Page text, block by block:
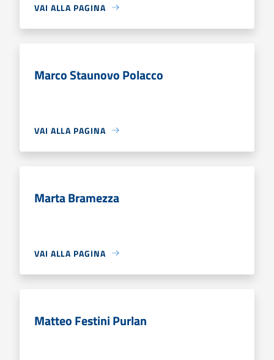
VAI ALLA PAGINA
Marco Staunovo Polacco
VAI ALLA PAGINA
Marta Bramezza
VAI ALLA PAGINA
Matteo Festini Purlan